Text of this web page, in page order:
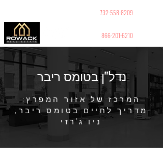
732-558-8209
866-201-6210
נדל"ן בטומס ריבר
המרכז של אזור המפרץ:
מדריך לחיים בטומס ריבר,
ניו ג'רזי